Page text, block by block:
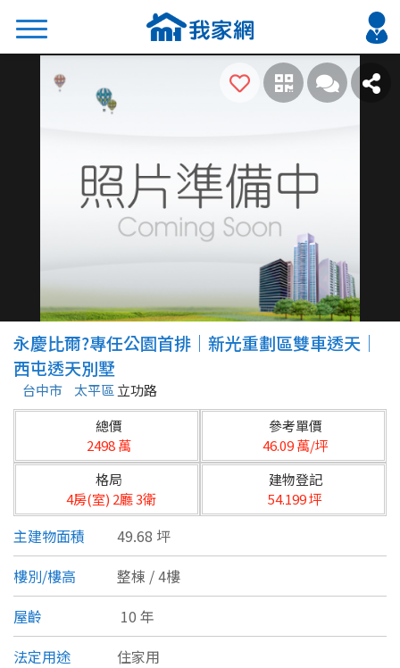
搜尋
熱門關鍵字
2026 台北降價好屋限量釋出
2026 新北降價好屋限量釋出
2026 台中降價好屋限量釋出
2026 台南降價好屋限量釋出
縣市
不限
台北市
基隆市
新北市
宜蘭縣
桃園市
新竹市
新竹縣
區域
類型(可複選)
不拘 公寓 電梯大樓 套房
別墅 透天厝 樓中樓 華廈
永慶比爾?專任公園首排｜新光重劃區雙車透天｜
西屯透天別墅
台中市 太平區 立功路
總價
2498 萬
參考單價
46.09 萬/坪
格局
4房(室) 2廳 3衛
建物登記
54.199 坪
主建物面積
49.68 坪
樓別/樓高
整棟 / 4樓
屋齡
10 年
法定用途
住家用